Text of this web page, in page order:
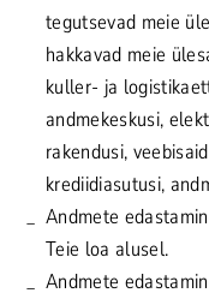
tegutsevad meie
hakkavad meie
kuller- ja
andmekeskusi,
rakendusi,
krediidiasutusi,
Andmete
Teie loa alusel.
Andmete